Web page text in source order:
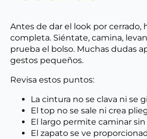
Antes de dar el look por cerrado,
completa. Siéntate, camina,
prueba el bolso. Muchas dudas
gestos pequeños.
Revisa estos puntos:
La cintura no se clava ni se
El top no se sale ni crea
El largo permite caminar sin
El zapato se ve